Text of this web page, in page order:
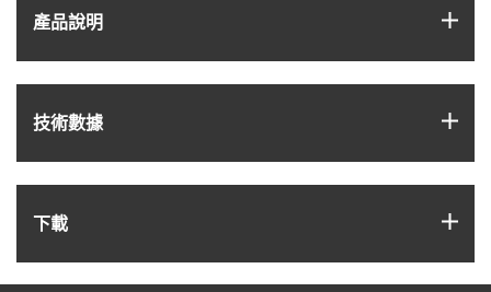
產品說明
技術數據
下載